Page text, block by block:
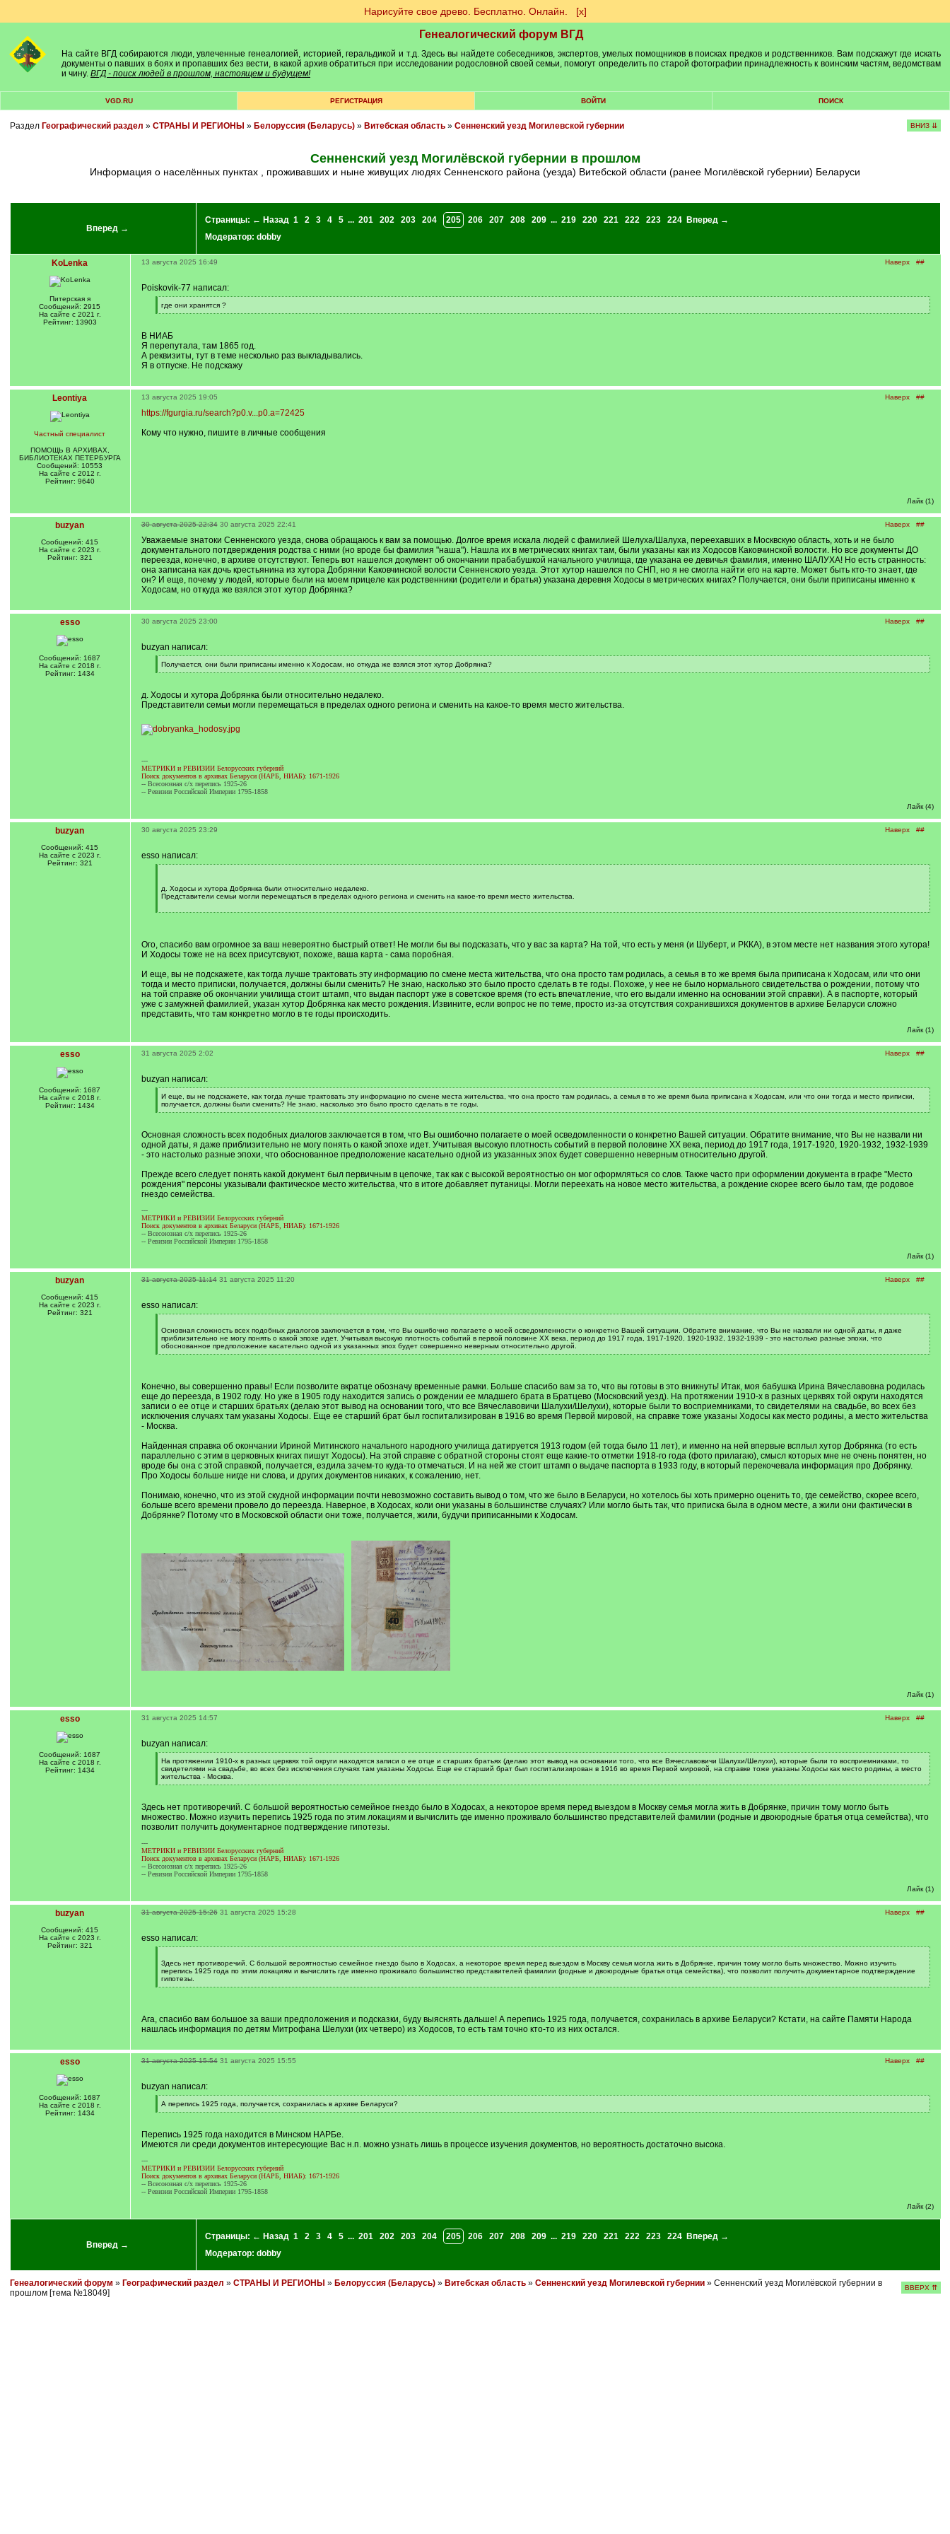
Нарисуйте свое древо. Бесплатно. Онлайн. [х]
Генеалогический форум ВГД
На сайте ВГД собираются люди, увлеченные генеалогией, историей, геральдикой и т.д. Здесь вы найдете собеседников, экспертов, умелых помощников в поисках предков и родственников. Вам подскажут где искать
документы о павших в боях и пропавших без вести, в какой архив обратиться при исследовании родословной своей семьи, помогут определить по старой фотографии принадлежность к воинским частям, ведомствам
и чину. ВГД - поиск людей в прошлом, настоящем и будущем!
VGD.RU РЕГИСТРАЦИЯ ВОЙТИ ПОИСК
Раздел Географический раздел » СТРАНЫ И РЕГИОНЫ » Белоруссия (Беларусь)» Витебская область» Сенненский уезд Могилевской губернии ВНИЗ ⇊
Сенненский уезд Могилёвской губернии в прошлом
Информация о населённых пунктах , проживавших и ныне живущих людях Сенненского района (уезда) Витебской области (ранее Могилёвской губернии) Беларуси
Вперед →
Страницы: ← Назад 1 2 3 4 5 ... 201 202 203 204 205 206 207 208 209 ... 219 220 221 222 223 224
Вперед →
Модератор: dobby
KoLenka
Питерская я
Сообщений: 2915
На сайте с 2021 г.
Рейтинг: 13903
Наверх ##
13 августа 2025 16:49
Poiskovik-77 написал:
[
q
где они хранятся ?
[
]
В НИАБ
Я перепутала, там 1865 год.
А реквизиты, тут в теме несколько раз выкладывались.
Я в отпуске. Не подскажу
Leontiya
Частный специалист
ПОМОЩЬ В АРХИВАХ,
БИБЛИОТЕКАХ ПЕТЕРБУРГА
Сообщений: 10553
На сайте с 2012 г.
Рейтинг: 9640
Наверх ##
13 августа 2025 19:05
https://fgurgia.ru/search?p0.v...p0.a=72425
Кому что нужно, пишите в личные сообщения
Лайк (1)
buzyan
Сообщений: 415
На сайте с 2023 г.
Рейтинг: 321
Наверх ##
30 августа 2025 22:34 30 августа 2025 22:41
Уважаемые знатоки Сенненского уезда, снова обращаюсь к вам за помощью. Долгое время искала людей с фамилией Шелуха/Шалуха, переехавших в Москвскую область, хоть и не было
документального потдверждения родства с ними (но вроде бы фамилия "наша"). Нашла их в метрических книгах там, были указаны как из Ходосов Каковчинской волости. Но все документы ДО
переезда, конечно, в архиве отсутствуют. Теперь вот нашелся документ об окончании прабабушкой начального училища, где указана ее девичья фамилия, именно ШАЛУХА! Но есть странность:
она записана как дочь крестьянина из хутора Добрянки Каковчинской волости Сенненского уезда. Этот хутор нашелся по СНП, но я не смогла найти его на карте. Может быть кто-то знает, где
он? И еще, почему у людей, которые были на моем прицеле как родственники (родители и братья) указана деревня Ходосы в метрических книгах? Получается, они были приписаны именно к
Ходосам, но откуда же взялся этот хутор Добрянка?
esso
Сообщений: 1687
На сайте с 2018 г.
Рейтинг: 1434
Наверх ##
30 августа 2025 23:00
buzyan написал:
[
q
Получается, они были приписаны именно к Ходосам, но откуда же взялся этот хутор Добрянка?
[
]
д. Ходосы и хутора Добрянка были относительно недалеко.
Представители семьи могли перемещаться в пределах одного региона и сменить на какое-то время место жительства.
---
МЕТРИКИ и РЕВИЗИИ Белорусских губерний
Поиск документов в архивах Беларуси (НАРБ, НИАБ): 1671-1926
-- Всесоюзная с/х перепись 1925-26
-- Ревизии Российской Империи 1795-1858
Лайк (4)
buzyan
Сообщений: 415
На сайте с 2023 г.
Рейтинг: 321
Наверх ##
30 августа 2025 23:29
esso написал:
]д. Ходосы и хутора Добрянка были относительно недалеко.
Представители семьи могли перемещаться в пределах одного региона и сменить на какое-то время место жительства.
[
Ого, спасибо вам огромное за ваш невероятно быстрый ответ! Не могли бы вы подсказать, что у вас за карта? На той, что есть у меня (и Шуберт, и РККА), в этом месте нет названия этого хутора!
И Ходосы тоже не на всех присутсвуют, похоже, ваша карта - сама поробная.
И еще, вы не подскажете, как тогда лучше трактовать эту информацию по смене места жительства, что она просто там родилась, а семья в то же время была приписана к Ходосам, или что они
тогда и место приписки, получается, должны были сменить? Не знаю, насколько это было просто сделать в те годы. Похоже, у нее не было нормального свидетельства о рождении, потому что
на той справке об окончании училища стоит штамп, что выдан паспорт уже в советское время (то есть впечатление, что его выдали именно на основании этой справки). А в паспорте, который
уже с замужней фамилией, указан хутор Добрянка как место рождения. Извините, если вопрос не по теме, просто из-за отсутствия сохранившихся документов в архиве Беларуси сложно
представить, что там конкретно могло в те годы происходить.
Лайк (1)
esso
Сообщений: 1687
На сайте с 2018 г.
Рейтинг: 1434
Наверх ##
31 августа 2025 2:02
buzyan написал:
[
q
]
И еще, вы не подскажете, как тогда лучше трактовать эту информацию по смене места жительства, что она просто там родилась, а семья в то же время была приписана к Ходосам, или что они тогда и место приписки,
получается, должны были сменить? Не знаю, насколько это было просто сделать в те годы.
[
]
Основная сложность всех подобных диалогов заключается в том, что Вы ошибочно полагаете о моей осведомленности о конкретно Вашей ситуации. Обратите внимание, что Вы не назвали ни
одной даты, я даже приблизительно не могу понять о какой эпохе идет. Учитывая высокую плотность событий в первой половине XX века, период до 1917 года, 1917-1920, 1920-1932, 1932-1939
- это настолько разные эпохи, что обоснованное предположение касательно одной из указанных эпох будет совершенно неверным относительно другой.
Прежде всего следует понять какой документ был первичным в цепочке, так как с высокой вероятностью он мог оформляться со слов. Также часто при оформлении документа в графе "Место
рождения" персоны указывали фактическое место жительства, что в итоге добавляет путаницы. Могли переехать на новое место жительства, а рождение скорее всего было там, где родовое
гнездо семейства.
---
МЕТРИКИ и РЕВИЗИИ Белорусских губерний
Поиск документов в архивах Беларуси (НАРБ, НИАБ): 1671-1926
-- Всесоюзная с/х перепись 1925-26
-- Ревизии Российской Империи 1795-1858
Лайк (1)
buzyan
Сообщений: 415
На сайте с 2023 г.
Рейтинг: 321
Наверх ##
31 августа 2025 11:14 31 августа 2025 11:20
esso написал:
q
]
Основная сложность всех подобных диалогов заключается в том, что Вы ошибочно полагаете о моей осведомленности о конкретно Вашей ситуации. Обратите внимание, что Вы не назвали ни одной даты, я даже
приблизительно не могу понять о какой эпохе идет. Учитывая высокую плотность событий в первой половине XX века, период до 1917 года, 1917-1920, 1920-1932, 1932-1939 - это настолько разные эпохи, что
обоснованное предположение касательно одной из указанных эпох будет совершенно неверным относительно другой.
[
Конечно, вы совершенно правы! Если позволите вкратце обозначу временные рамки. Больше спасибо вам за то, что вы готовы в это вникнуть! Итак, моя бабушка Ирина Вячеславовна родилась
еще до переезда, в 1902 году. Но уже в 1905 году находится запись о рождении ее младшего брата в Братцево (Московский уезд). На протяжении 1910-х в разных церквях той округи находятся
записи о ее отце и старших братьях (делаю этот вывод на основании того, что все Вячеславовичи Шалухи/Шелухи), которые были то восприемниками, то свидетелями на свадьбе, во всех без
исключения случаях там указаны Ходосы. Еще ее старший брат был госпитализирован в 1916 во время Первой мировой, на справке тоже указаны Ходосы как место родины, а место жительства
- Москва.
Найденная справка об окончании Ириной Митинского начального народного училища датируется 1913 годом (ей тогда было 11 лет), и именно на ней впервые всплыл хутор Добрянка (то есть
параллельно с этим в церковных книгах пишут Ходосы). На этой справке с обратной стороны стоят еще какие-то отметки 1918-го года (фото прилагаю), смысл которых мне не очень понятен, но
вроде бы она с этой справкой, получается, ездила зачем-то куда-то отмечаться. И на ней же стоит штамп о выдаче паспорта в 1933 году, в который перекочевала информация про Добрянку.
Про Ходосы больше нигде ни слова, и других документов никаких, к сожалению, нет.
Понимаю, конечно, что из этой скудной информации почти невозможно составить вывод о том, что же было в Беларуси, но хотелось бы хоть примерно оценить то, где семейство, скорее всего,
больше всего времени провело до переезда. Наверное, в Ходосах, коли они указаны в большинстве случаях? Или могло быть так, что приписка была в одном месте, а жили они фактически в
Добрянке? Потому что в Московской области они тоже, получается, жили, будучи приписанными к Ходосам.
Лайк (1)
esso
Сообщений: 1687
На сайте с 2018 г.
Рейтинг: 1434
Наверх ##
31 августа 2025 14:57
buzyan написал:
[
q
]
На протяжении 1910-х в разных церквях той округи находятся записи о ее отце и старших братьях (делаю этот вывод на основании того, что все Вячеславовичи Шалухи/Шелухи), которые были то восприемниками, то
свидетелями на свадьбе, во всех без исключения случаях там указаны Ходосы. Еще ее старший брат был госпитализирован в 1916 во время Первой мировой, на справке тоже указаны Ходосы как место родины, а место
жительства - Москва.
[
]
Здесь нет противоречий. С большой вероятностью семейное гнездо было в Ходосах, а некоторое время перед выездом в Москву семья могла жить в Добрянке, причин тому могло быть
множество. Можно изучить перепись 1925 года по этим локациям и вычислить где именно проживало большинство представителей фамилии (родные и двоюродные братья отца семейства), что
позволит получить документарное подтверждение гипотезы.
---
МЕТРИКИ и РЕВИЗИИ Белорусских губерний
Поиск документов в архивах Беларуси (НАРБ, НИАБ): 1671-1926
-- Всесоюзная с/х перепись 1925-26
-- Ревизии Российской Империи 1795-1858
Лайк (1)
buzyan
Сообщений: 415
На сайте с 2023 г.
Рейтинг: 321
Наверх ##
31 августа 2025 15:26 31 августа 2025 15:28
esso написал:
q
]
Здесь нет противоречий. С большой вероятностью семейное гнездо было в Ходосах, а некоторое время перед выездом в Москву семья могла жить в Добрянке, причин тому могло быть множество. Можно изучить
перепись 1925 года по этим локациям и вычислить где именно проживало большинство представителей фамилии (родные и двоюродные братья отца семейства), что позволит получить документарное подтверждение
гипотезы.
[
Ага, спасибо вам большое за ваши предположения и подсказки, буду выяснять дальше! А перепись 1925 года, получается, сохранилась в архиве Беларуси? Кстати, на сайте Памяти Народа
нашлась информация по детям Митрофана Шелухи (их четверо) из Ходосов, то есть там точно кто-то из них остался.
esso
Сообщений: 1687
На сайте с 2018 г.
Рейтинг: 1434
Наверх ##
31 августа 2025 15:54 31 августа 2025 15:55
buzyan написал:
[
q
А перепись 1925 года, получается, сохранилась в архиве Беларуси?
[
]
Перепись 1925 года находится в Минском НАРБе.
Имеются ли среди документов интересующие Вас н.п. можно узнать лишь в процессе изучения документов, но вероятность достаточно высока.
---
МЕТРИКИ и РЕВИЗИИ Белорусских губерний
Поиск документов в архивах Беларуси (НАРБ, НИАБ): 1671-1926
-- Всесоюзная с/х перепись 1925-26
-- Ревизии Российской Империи 1795-1858
Лайк (2)
Вперед →
Страницы: ← Назад 1 2 3 4 5 ... 201 202 203 204 205 206 207 208 209 ... 219 220 221 222 223 224
Вперед →
Модератор: dobby
Генеалогический форум » Географический раздел » СТРАНЫ И РЕГИОНЫ » Белоруссия (Беларусь)» Витебская область» Сенненский уезд Могилевской губернии» Сенненский уезд Могилёвской губернии в
прошлом [тема №18049]
ВВЕРХ ⇈